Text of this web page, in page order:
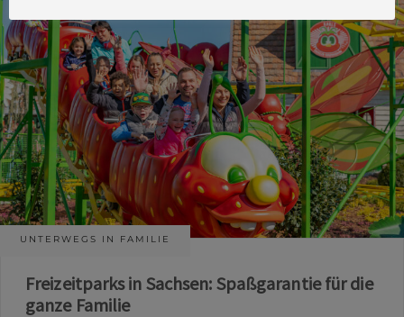
UNTERWEGS IN FAMILIE
Freizeitparks in Sachsen: Spaßgarantie für die
ganze Familie